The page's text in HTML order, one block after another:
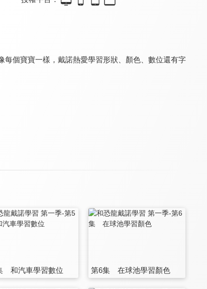
個寶寶一樣，戴諾熱愛學習形狀、顏色、數位還有字
和汽車學習數位 第6集 在球池學習顏色